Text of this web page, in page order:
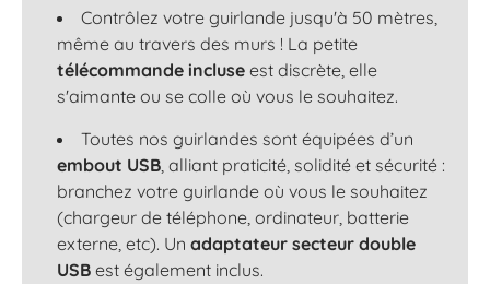
Contrôlez votre guirlande jusqu'à 50 mètres,
même au travers des murs ! La petite
télécommande incluse est discrète, elle
s'aimante ou se colle où vous le souhaitez.
Toutes nos guirlandes sont équipées d’un
embout USB , alliant praticité, solidité et sécurité :
branchez votre guirlande où vous le souhaitez
(chargeur de téléphone, ordinateur, batterie
externe, etc). Un adaptateur secteur double
USB est également inclus.